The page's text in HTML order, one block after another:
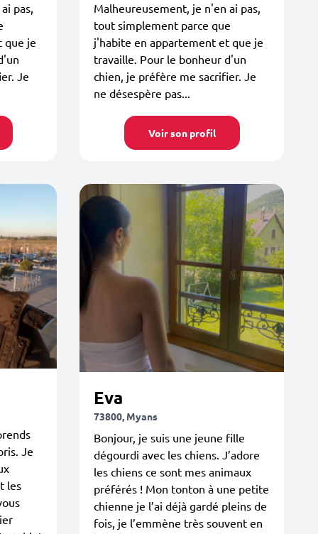
pas,
que je
Je
Malheureusement, je n'en ai pas,
tout simplement parce que
j'habite en appartement et que je
travaille. Pour le bonheur d'un
chien, je préfère me sacrifier. Je
ne désespère pas...
Voir son profil
Je
les
Eva
73800, Myans
Bonjour, je suis une jeune fille
dégourdi avec les chiens. J’adore
les chiens ce sont mes animaux
préférés ! Mon tonton à une petite
chienne je l’ai déjà gardé pleins de
fois, je l’emmène très souvent en